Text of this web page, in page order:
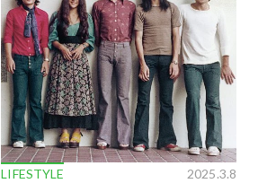
LIFESTYLE 2025.3.8
歌舞伎俳優・尾上右近が休息を過ごした、海最
前列ホテル「UMITO 熱海 別邸」